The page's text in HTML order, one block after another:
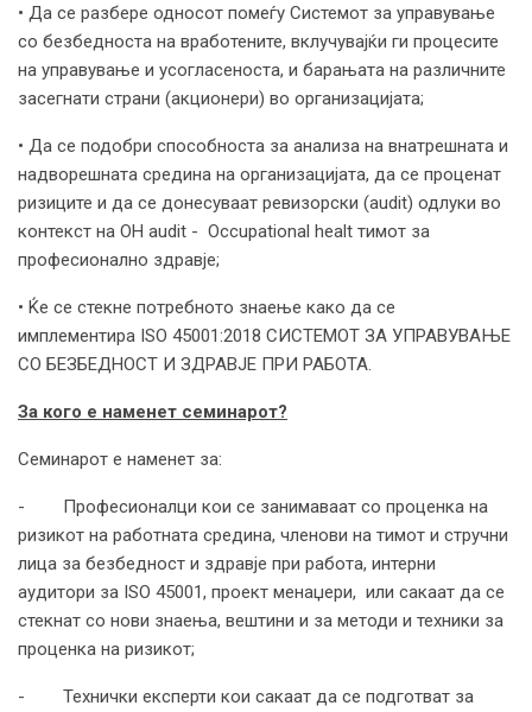
• Да се разбере односот помеѓу Системот за управување
со безбедноста на вработените, вклучувајќи ги процесите
на управување и усогласеноста, и барањата на различните
засегнати страни (акционери) во организацијата;
• Да се подобри способноста за анализа на внатрешната и
надворешната средина на организацијата, да се проценат
ризиците и да се донесуваат ревизорски (audit) одлуки во
контекст на OH audit - Occupational healt тимот за
професионално здравје;
• Ќе се стекне потребното знаење како да се
имплементира ISO 45001:2018 СИСТЕМОТ ЗА УПРАВУВАЊЕ
СО БЕЗБЕДНОСТ И ЗДРАВЈЕ ПРИ РАБОТА.
За кого е наменет семинарот?
Семинарот е наменет за:
- Професионалци кои се занимаваат со проценка на
ризикот на работната средина, членови на тимот и стручни
лица за безбедност и здравје при работа, интерни
аудитори за ISO 45001, проект менаџери, или сакаат да се
стекнат со нови знаења, вештини и за методи и техники за
проценка на ризикот;
- Технички експерти кои сакаат да се подготват за